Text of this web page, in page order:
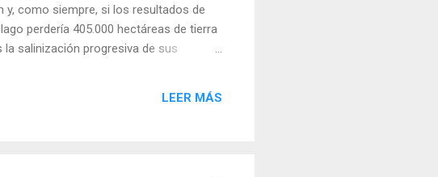
y, como siempre, si los resultados de
perdería 405.000 hectáreas de tierra
salinización progresiva de sus
(nunca mejor dicho) más leña al fuego.
LEER MÁS